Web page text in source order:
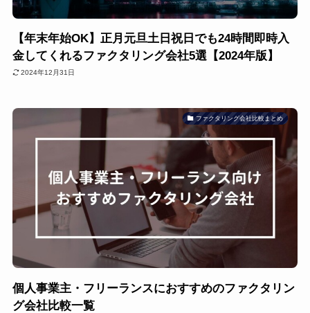
【年末年始OK】正月元旦土日祝日でも24時間即時入
金してくれるファクタリング会社5選【2024年版】
2024年12月31日
ファクタリング会社比較まとめ
個人事業主・フリーランスにおすすめのファクタリン
グ会社比較一覧